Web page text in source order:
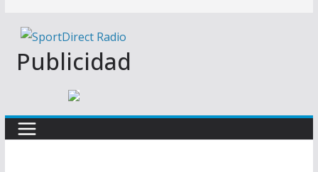
Publicidad